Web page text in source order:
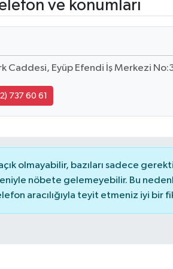
ve konumları
Caddesi, Eyüp Efendi İş Merkezi
737 60 61
olmayabilir, bazıları sadece
nöbete gelemeyebilir. Bu
aracılığıyla teyit etmeniz iyi bir